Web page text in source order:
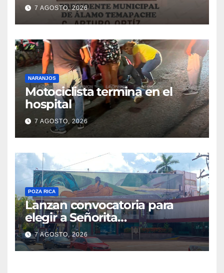
7 AGOSTO, 2026
NARANJOS
Motociclista termina en el
hospital
7 AGOSTO, 2026
POZA RICA
Lanzan convocatoria para
elegir a Señorita
Independencia, Patria y
Libertad 2026
7 AGOSTO, 2026